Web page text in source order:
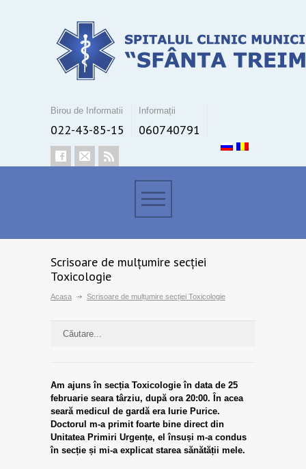
Birou de Informatii
022-43-85-15
Informații
060740791
Scrisoare de mulțumire secției
Toxicologie
Acasa Scrisoare de mulțumire secției Toxicologie
Am ajuns în secția Toxicologie în data de 25
februarie seara târziu, după ora 20:00. În acea
seară medicul de gardă era Iurie Purice.
Doctorul m-a primit foarte bine direct din
Unitatea Primiri Urgențe, el însuși m-a condus
în secție și mi-a explicat starea sănătății mele.